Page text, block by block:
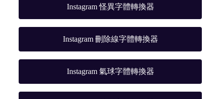
Instagram 怪異字體轉換器
Instagram 刪除線字體轉換器
Instagram 氣球字體轉換器